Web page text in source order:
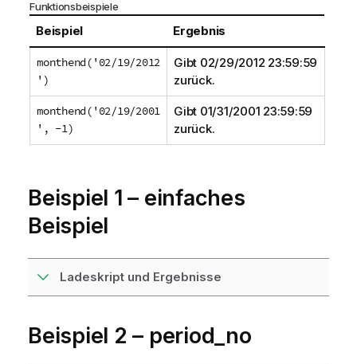
Funktionsbeispiele
Beispiel Ergebnis
monthend('02/19/2012
')
Gibt 02/29/2012 23:59:59
zurück.
monthend('02/19/2001
', -1)
Gibt 01/31/2001 23:59:59
zurück.
Beispiel 1 – einfaches
Beispiel
Ladeskript und Ergebnisse
Beispiel 2 – period_no